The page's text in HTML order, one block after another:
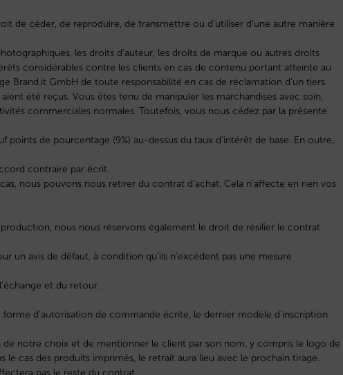
de céder, de reproduire, de transmettre ou d’utiliser d’une autre manière
les droits d’auteur, les droits de marque ou autres droits
considérables contre les clients en cas de contenu portant atteinte au
Brand.it GmbH de toute responsabilité en cas de réclamation d’un tiers.
été reçus. Vous êtes tenu de manipuler les marchandises avec soin,
commerciales normales. Toutefois, vous nous cédez par la présente
de pourcentage (9%) au-dessus du taux d’intérêt de base. En outre,
contraire par écrit.
nous pouvons nous retirer du contrat d’achat. Cela n’affecte en rien vos
nous nous réservons également le droit de résilier le contrat
un avis de défaut, à condition qu’ils n’excèdent pas une mesure
et du retour.
d’autorisation de commande écrite, le dernier modèle d’inscription
notre choix et de mentionner le client par son nom, y compris le logo de
cas des produits imprimés, le retrait aura lieu avec le prochain tirage.
pas le reste du contrat.